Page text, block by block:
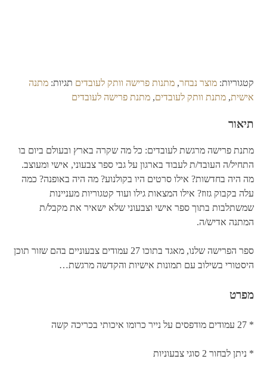
קטגוריות:מוצר נבחר,מתנות פרישה וותק לעובדים תגיות:מתנה
אישית,מתנת וותק לעובדים,מתנת פרישה לעובדים
תיאור
מתנת פרישה מרגשת לעובדים: כל מה שקרה בארץ ובעולם ביום בו
התחיל/ה העובד/ת לעבוד בארגון על גבי ספר צבעוני, אישי ומעוצב.
מה היה בחדשות? אילו סרטים היו בקולנוע? מה היה באופנה? כמה
עלה בקבוק גזוז? אילו המצאות גילו ועוד קטגוריות מעניינות
שמשתלבות בתוך ספר אישי וצבעוני שלא ישאיר את מקבל/ת
המתנה אדיש/ה.
ספר הפרישה שלנו, מאגד בתוכו 27 עמודים צבעוניים בהם שזור תוכן
היסטורי בשילוב עם תמונות אישיות והקדשה מרגשת…
מפרט
* 27 עמודים מודפסים על נייר כרומו איכותי בכריכה קשה
* ניתן לבחור 2 סוגי צבעוניות